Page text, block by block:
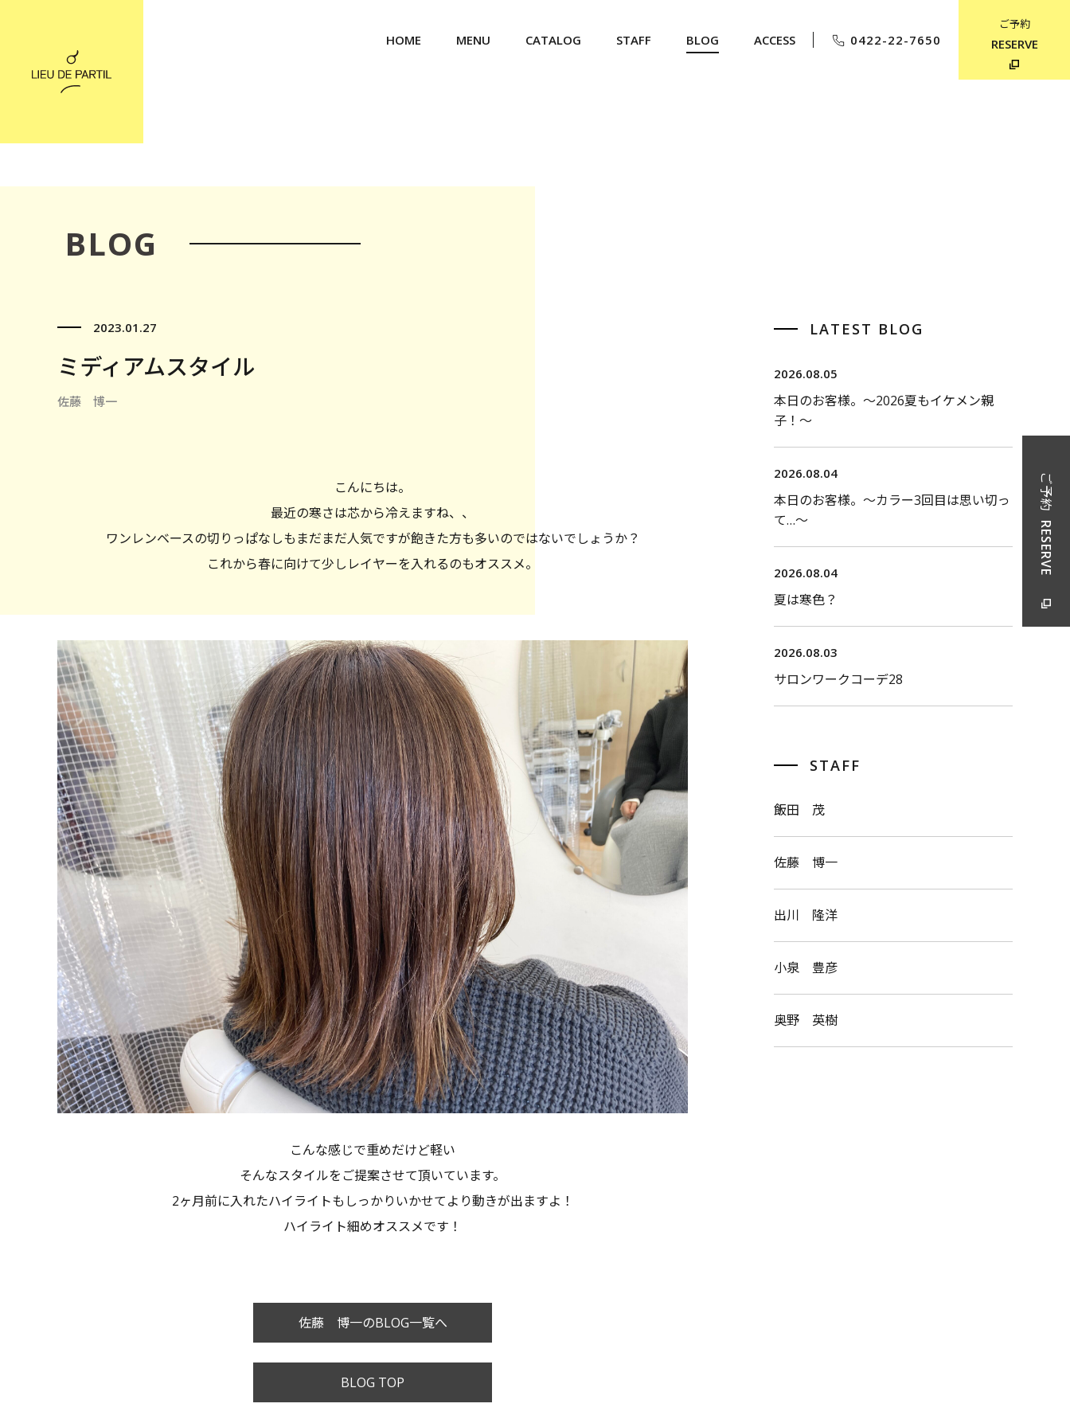
HOME MENU CATALOG STAFF BLOG ACCESS 0422-22-7650
ご予約
RESERVE
BLOG
2023.01.27
ミディアムスタイル
佐藤 博一
こんにちは。
最近の寒さは芯から冷えますね、、
ワンレンベースの切りっぱなしもまだまだ人気ですが飽きた方も多いのではないでしょうか？
これから春に向けて少しレイヤーを入れるのもオススメ。
こんな感じで重めだけど軽い
そんなスタイルをご提案させて頂いています。
2ヶ月前に入れたハイライトもしっかりいかせてより動きが出ますよ！
ハイライト細めオススメです！
佐藤 博一のBLOG一覧へ
BLOG TOP
LATEST BLOG
2026.08.05
本日のお客様。〜2026夏もイケメン親
子！〜
2026.08.04
本日のお客様。〜カラー3回目は思い切っ
て…〜
2026.08.04
夏は寒色？
2026.08.03
サロンワークコーデ28
STAFF
飯田 茂
佐藤 博一
出川 隆洋
小泉 豊彦
奥野 英樹
ご予約
RESERVE